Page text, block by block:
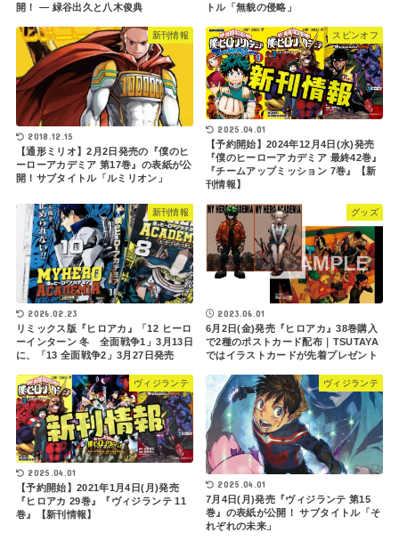
開！ ― 緑谷出久と八木俊典
トル「無貌の侵略」
新刊情報
2018.12.15
【通形ミリオ】2月2日発売の『僕のヒ
ーローアカデミア 第17巻』の表紙が公
開！サブタイトル「ルミリオン」
スピンオフ
2025.04.01
【予約開始】2024年12月4日(水)発売
『僕のヒーローアカデミア 最終42巻』
『チームアップミッション 7巻』【新
刊情報】
新刊情報
2026.02.23
リミックス版『ヒロアカ』「12 ヒーロ
ーインターン 冬 全面戦争1」3月13日
に、「13 全面戦争2」3月27日発売
グッズ
2023.06.01
6月2日(金)発売『ヒロアカ』38巻購入
で2種のポストカード配布｜TSUTAYA
ではイラストカードが先着プレゼント
ヴィジランテ
2025.04.01
【予約開始】2021年1月4日(月)発売
『ヒロアカ 29巻』『ヴィジランテ 11
巻』【新刊情報】
ヴィジランテ
2025.04.01
7月4日(月)発売『ヴィジランテ 第15
巻』の表紙が公開！ サブタイトル「そ
れぞれの未来」